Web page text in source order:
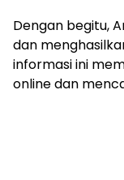
Dengan begitu,
dan
informasi ini
online dan